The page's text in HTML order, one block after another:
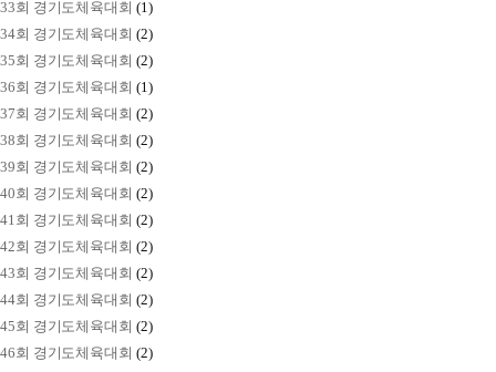
33회 경기도체육대회 (1)
34회 경기도체육대회 (2)
35회 경기도체육대회 (2)
36회 경기도체육대회 (1)
37회 경기도체육대회 (2)
38회 경기도체육대회 (2)
39회 경기도체육대회 (2)
40회 경기도체육대회 (2)
41회 경기도체육대회 (2)
42회 경기도체육대회 (2)
43회 경기도체육대회 (2)
44회 경기도체육대회 (2)
45회 경기도체육대회 (2)
46회 경기도체육대회 (2)